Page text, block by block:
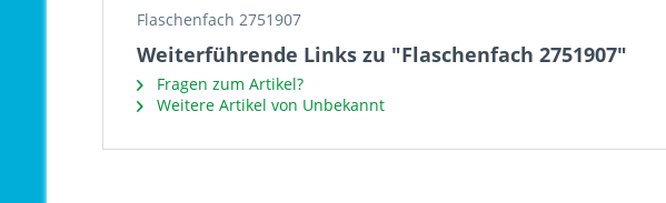
Flaschenfach 2751907
Weiterführende Links zu "Flaschenfach 2751907"
Fragen zum Artikel?
Weitere Artikel von Unbekannt